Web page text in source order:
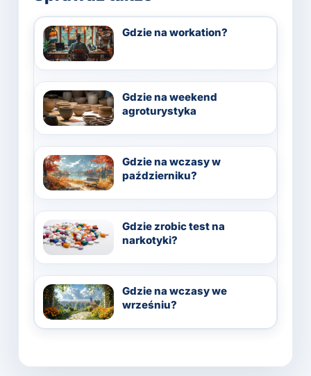
Gdzie na workation?
Gdzie na weekend
agroturystyka
Gdzie na wczasy w
październiku?
Gdzie zrobic test na
narkotyki?
Gdzie na wczasy we
wrześniu?